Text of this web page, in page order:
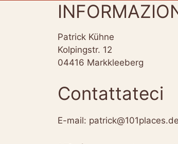
Patrick Kühne
Kolpingstr. 12
04416 Markkleeberg
Contattateci
E-mail: